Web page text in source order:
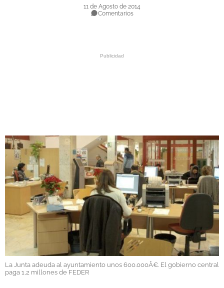
GALERÍAS
11 de Agosto de 2014
Comentarios
La Junta adeuda al ayuntamiento unos 600.000Â€. El gobierno central
paga 1,2 millones de FEDER